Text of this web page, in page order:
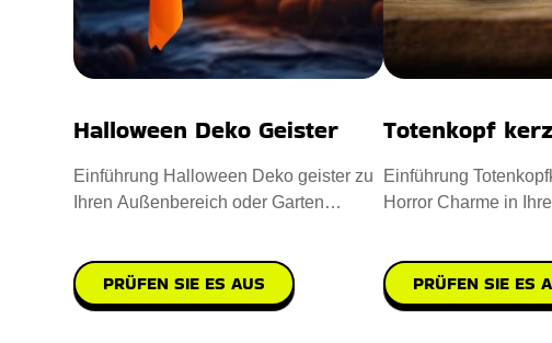
Halloween Deko Geister
Einführung Halloween Deko geister zu
Ihren Außenbereich oder Garten
PRÜFEN SIE ES AUS
Totenkopf
Einführung
Horror Charme in
PRÜFEN SIE ES